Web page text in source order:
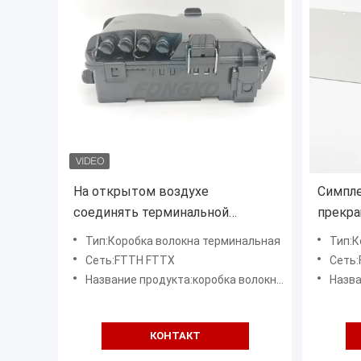
На открытом воздухе
соединять терминальной
коробки оптического волокна
FTTH 96 волокон
Тип:Коробка волокна терминальная
Сеть:FTTH FTTX
Название продукта:коробка волокна Пре-соединения терминальная
КОНТАКТ